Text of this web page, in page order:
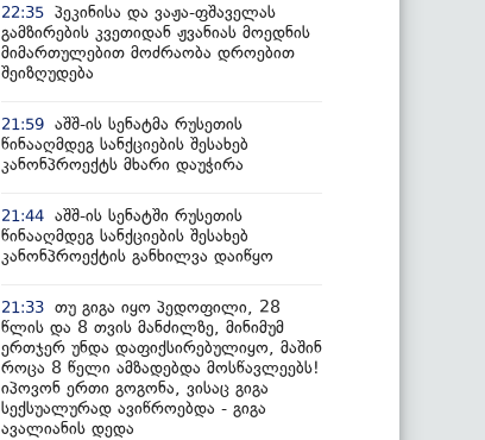
22:35 პეკინისა და ვაჟა-ფშაველას
გამზირების კვეთიდან ჟვანიას მოედნის
მიმართულებით მოძრაობა დროებით
შეიზღუდება
21:59 აშშ-ის სენატმა რუსეთის
წინააღმდეგ სანქციების შესახებ
კანონპროექტს მხარი დაუჭირა
21:44 აშშ-ის სენატში რუსეთის
წინააღმდეგ სანქციების შესახებ
კანონპროექტის განხილვა დაიწყო
21:33 თუ გიგა იყო პედოფილი, 28
წლის და 8 თვის მანძილზე, მინიმუმ
ერთჯერ უნდა დაფიქსირებულიყო, მაშინ
როცა 8 წელი ამზადებდა მოსწავლეებს!
იპოვონ ერთი გოგონა, ვისაც გიგა
სექსუალურად ავიწროებდა - გიგა
ავალიანის დედა